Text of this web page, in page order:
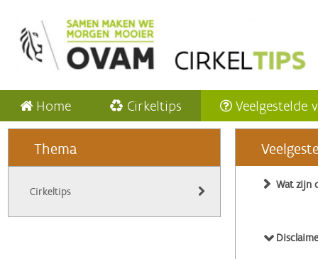
Home Cirkeltips Veelgestelde
Thema
Cirkeltips
Wat zijn